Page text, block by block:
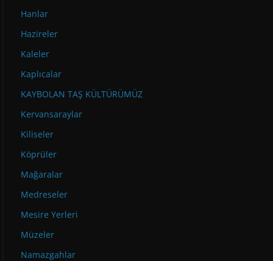
Hanlar
Hazireler
Kaleler
Kaplıcalar
KAYBOLAN TAŞ KÜLTÜRÜMÜZ
Kervansaraylar
Kiliseler
Köprüler
Mağaralar
Medreseler
Mesire Yerleri
Müzeler
Namazgahlar